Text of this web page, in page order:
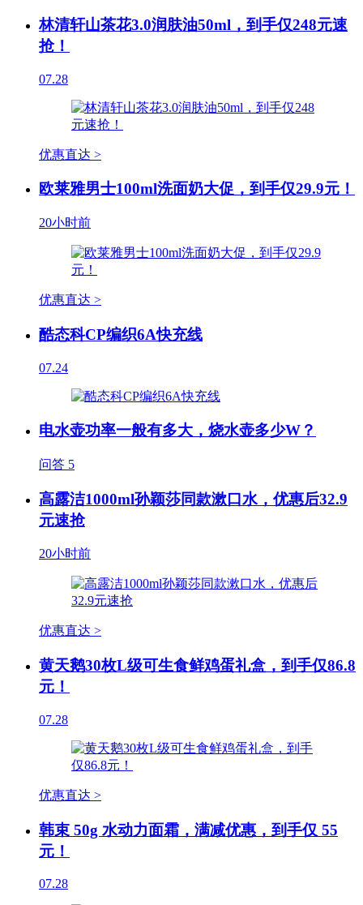
林清轩山茶花3.0润肤油50ml，到手仅248元速
抢！
07.28
优惠直达 >
欧莱雅男士100ml洗面奶大促，到手仅29.9元！
20小时前
优惠直达 >
酷态科CP编织6A快充线
07.24
电水壶功率一般有多大，烧水壶多少W？
问答 5
高露洁1000ml孙颖莎同款漱口水，优惠后32.9
元速抢
20小时前
优惠直达 >
黄天鹅30枚L级可生食鲜鸡蛋礼盒，到手仅86.8
元！
07.28
优惠直达 >
韩束 50g 水动力面霜，满减优惠，到手仅 55
元！
07.28